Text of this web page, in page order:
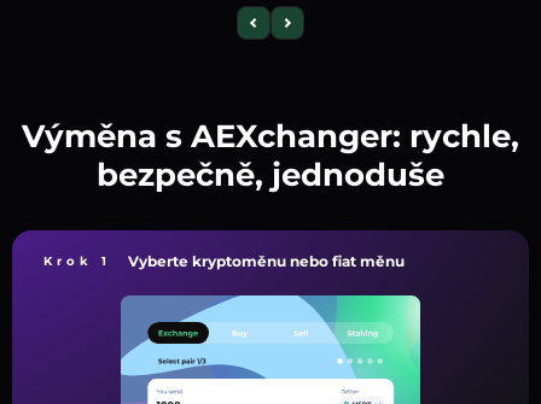
Výměna s AEXchanger: rychle,
bezpečně, jednoduše
Krok 1 Vyberte kryptoměnu nebo fiat měnu